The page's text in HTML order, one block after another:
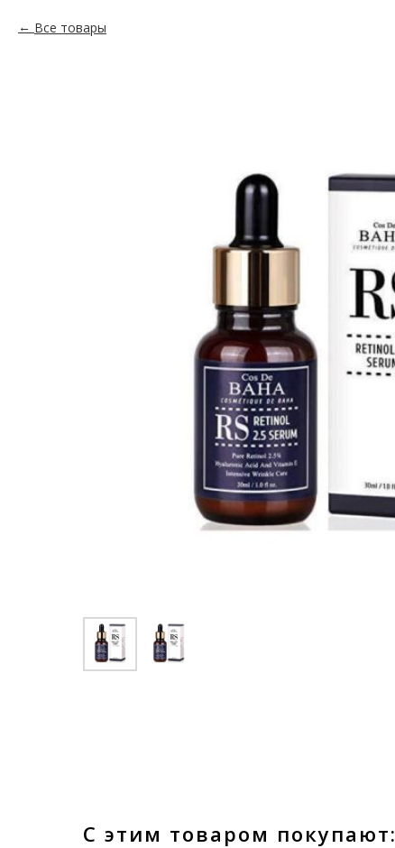
Все товары
С этим товаром покупают: